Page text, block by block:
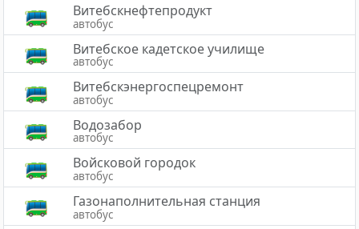
Витебскнефтепродукт
автобус
Витебское кадетское училище
автобус
Витебскэнергоспецремонт
автобус
Водозабор
автобус
Войсковой городок
автобус
Газонаполнительная станция
автобус